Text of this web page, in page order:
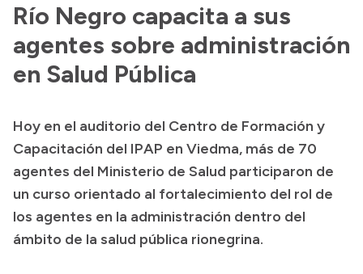
Delegaciones
Normativa
Presupuesto
Boletín Oficial
Compras y licitaciones
Consulta de expedientes
Consulta de pago a proveedores
Río Negro capacita a sus
agentes sobre administración
en Salud Pública
Hoy en el auditorio del Centro de Formación y
Capacitación del IPAP en Viedma, más de 70
agentes del Ministerio de Salud participaron de
un curso orientado al fortalecimiento del rol de
los agentes en la administración dentro del
ámbito de la salud pública rionegrina.